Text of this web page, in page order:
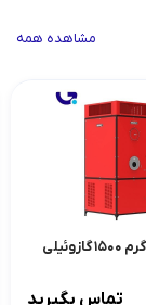
مشاهده همه
کوره هوای گرم ۱۵۰۰ گازوئیلی
تماس بگیرید